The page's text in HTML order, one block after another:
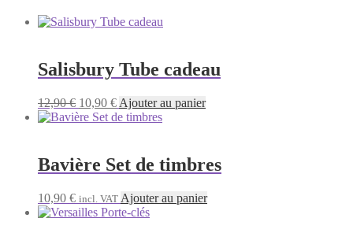
Salisbury Tube cadeau
12,90€ Le
prix
12,90 €.
10,90 €Le
prix
10,90 €.
Ajouter au panier
Bavière Set de timbres
10,90 € incl. VAT Ajouter au panier